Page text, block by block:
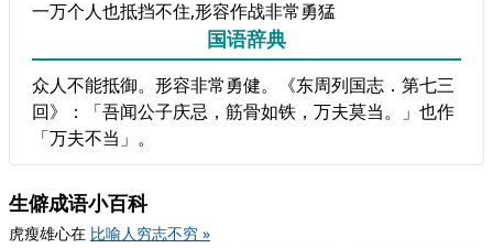
一万个人也抵挡不住,形容作战非常勇猛
国语辞典
众人不能抵御。形容非常勇健。《东周列国志．第七三
回》：「吾闻公子庆忌，筋骨如铁，万夫莫当。」也作
「万夫不当」。
生僻成语小百科
虎瘦雄心在 比喻人穷志不穷 »